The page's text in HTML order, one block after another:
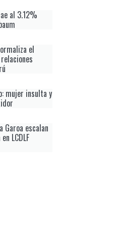
al 3.12%
el
mujer insulta y
Garoa escalan
LCDLF